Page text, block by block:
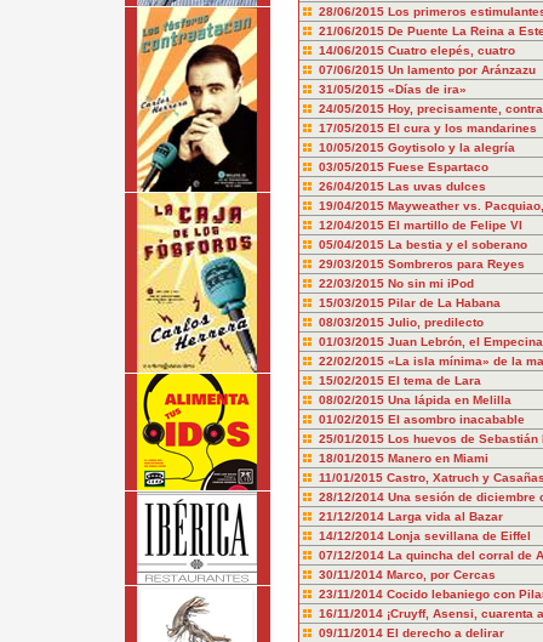
28/06/2015 Los primeros
21/06/2015 De Puente La Reina a
14/06/2015 Cuatro elepés, cuatro
07/06/2015 Un lamento por Aránzazu
31/05/2015 «Días de ira»
24/05/2015 Hoy, precisamente,
17/05/2015 El cura y los mandarines
10/05/2015 Goytisolo y la alegría
03/05/2015 Fuese Espartaco
26/04/2015 Las uvas dulces
19/04/2015 Mayweather vs.
12/04/2015 El martillo de Felipe VI
05/04/2015 La bestia y el soberano
29/03/2015 Sombreros para Reyes
22/03/2015 No sin mi iPod
15/03/2015 Pilar de La Habana
08/03/2015 Julio, predilecto
01/03/2015 Juan Lebrón, el
22/02/2015 «La isla mínima» de la
15/02/2015 El tema de Lara
08/02/2015 Una lápida en Melilla
01/02/2015 El asombro inacabable
25/01/2015 Los huevos de Sebastián
18/01/2015 Manero en Miami
11/01/2015 Castro, Xatruch y
28/12/2014 Una sesión de diciembre
21/12/2014 Larga vida al Bazar
14/12/2014 Lonja sevillana de Eiffel
07/12/2014 La quincha del corral de
30/11/2014 Marco, por Cercas
23/11/2014 Cocido lebaniego con
16/11/2014 ¡Cruyff, Asensi, cuarenta
09/11/2014 El derecho a delirar